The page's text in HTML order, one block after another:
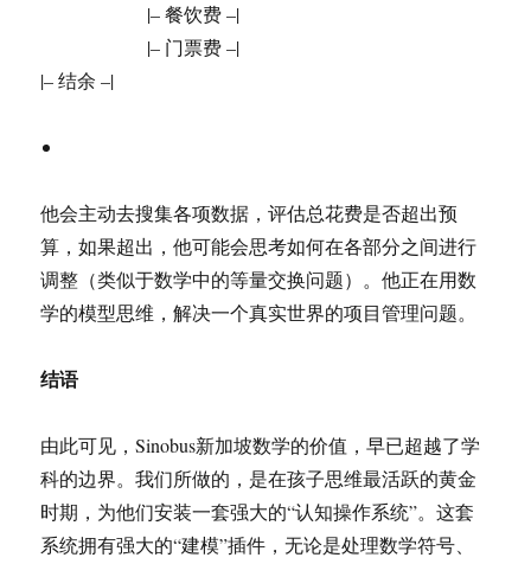
|– 餐饮费 –|
|– 门票费 –|
|– 结余 –|
他会主动去搜集各项数据，评估总花费是否超出预
算，如果超出，他可能会思考如何在各部分之间进行
调整（类似于数学中的等量交换问题）。他正在用数
学的模型思维，解决一个真实世界的项目管理问题。
结语
由此可见，Sinobus新加坡数学的价值，早已超越了学
科的边界。我们所做的，是在孩子思维最活跃的黄金
时期，为他们安装一套强大的“认知操作系统”。这套
系统拥有强大的“建模”插件，无论是处理数学符号、